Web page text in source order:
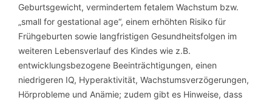
Geburtsgewicht, vermindertem fetalem Wachstum bzw.
„small for gestational age“, einem erhöhten Risiko für
Frühgeburten sowie langfristigen Gesundheitsfolgen im
weiteren Lebensverlauf des Kindes wie z.B.
entwicklungsbezogene Beeinträchtigungen, einen
niedrigeren IQ, Hyperaktivität, Wachstumsverzögerungen,
Hörprobleme und Anämie; zudem gibt es Hinweise, dass